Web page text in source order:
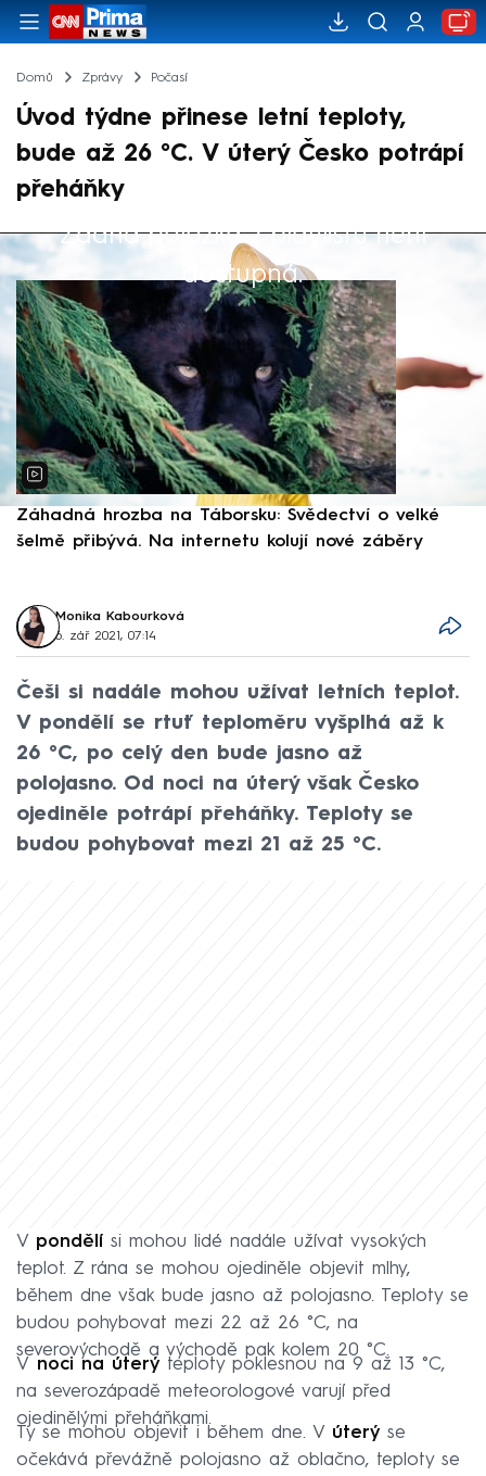
Domů Zprávy Počasí
Úvod týdne přinese letní teploty,
bude až 26 °C. V úterý Česko potrápí
přeháňky
Žádná položka z playlistu není
dostupná.
Výběr redakce
Záhadná hrozba na Táborsku: Svědectví o velké
šelmě přibývá. Na internetu kolují nové záběry
Monika Kabourková
6. zář 2021, 07:14
Češi si nadále mohou užívat letních teplot.
V pondělí se rtuť teploměru vyšplhá až k
26 °C, po celý den bude jasno až
polojasno. Od noci na úterý však Česko
ojediněle potrápí přeháňky. Teploty se
budou pohybovat mezi 21 až 25 °C.
V pondělí si mohou lidé nadále užívat vysokých
teplot. Z rána se mohou ojediněle objevit mlhy,
během dne však bude jasno až polojasno. Teploty se
budou pohybovat mezi 22 až 26 °C, na
severovýchodě a východě pak kolem 20 °C.
V noci na úterýteploty poklesnou na 9 až 13 °C,
na severozápadě meteorologové varují před
ojedinělými přeháňkami.
Ty se mohou objevit i během dne. V úterýse
očekává převážně polojasno až oblačno, teploty se